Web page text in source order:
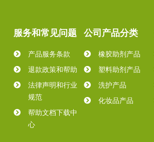
服务和常见问题
产品服务条款
退款政策和帮助
法律声明和行业
规范
帮助文档下载中
心
公司产品分类
橡胶助剂产品
塑料助剂产品
洗护产品
化妆品产品